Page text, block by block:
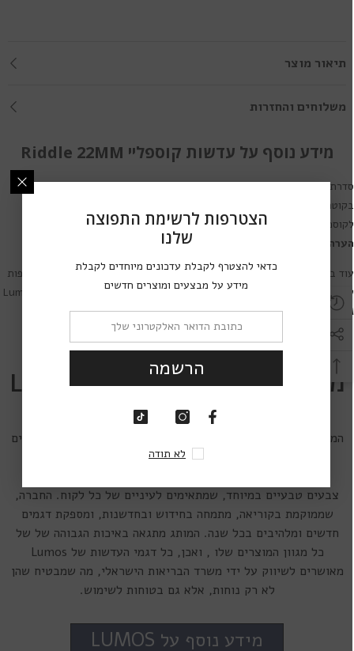
תיאור מוצר
משלוחים והחזרות
מידע נוסף על עדשות קוספליי Riddle 22MM
עדשות מגע לקוספליי ותחפושותLumos Riddle 22MMהן עדשות מגע
ואפקטים אלו מגיעות בשלל אפקטים ודגמים.
חשובה:
חלק מדגמי עדשות אלו מגיעות ללא חור לאישון.
בין סדרות עדשות המגע של מותגLumos Riddleניתן למצוא סדרות נוספות
עדשות מגע לקוספליי ותחפושות בעיצובים מרהיבים: Lumos Riddle 14MM,
Lumos Riddle 17MM,Lumos Riddle
.
מידע נוסף על עדשות מגע Lumos
מותג עדשות המגע Lumos הוא מותג מוביל בעולם האופטיקה,
המתמחה ביצור ובשיווק של עדשות מגע צבעוניות במידות ובצבעים
צבעים טבעיים במיוחד, שמתאימים לעיניים של כל לקוח. החברה,
שממוקמת בקוריאה, מתמחה בחידוש ובחדשנות, ומספקת דגמים
חדשים ומלהיבים בכל שנה. המותג מתגאה באיכות הגבוהה של של
כל מגוון המוצרים שלו , ואכן, כל דגמי העדשות של Lumos
מאושרים לשיווק על ידי משרד הבריאות הישראלי, מה שמבטיח שהן
לא רק נוחות, אלא גם בטוחות לשימוש.
מידע נוסף על LUMOS
הצטרפות לרשימת התפוצה
שלנו
כדאי להצטרף לקבלת עדכונים מיוחדים לקבלת
מידע על מבצעים ומוצרים חדשים
הרשמה
לא תודה